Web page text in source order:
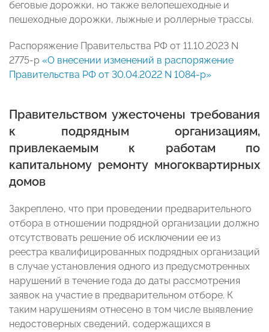
беговые дорожки, но также велопешеходные и
пешеходные дорожки, лыжные и роллерные трассы.
Распоряжение Правительства РФ от 11.10.2023 N
2775-р «О внесении изменений в распоряжение
Правительства РФ от 30.04.2022 N 1084-р»
Правительством ужесточены требования
к подрядным организациям,
привлекаемым к работам по
капитальному ремонту многоквартирных
домов
Закреплено, что при проведении предварительного
отбора в отношении подрядной организации должно
отсутствовать решение об исключении ее из
реестра квалифицированных подрядных организаций
в случае установления одного из предусмотренных
нарушений в течение года до даты рассмотрения
заявок на участие в предварительном отборе. К
таким нарушениям отнесено в том числе выявление
недостоверных сведений, содержащихся в